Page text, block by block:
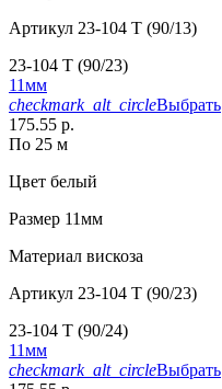
Артикул 23-104 T (90/13)
23-104 T (90/23)
11мм
checkmark_alt_circleВыбрать
175.55 р.
По 25 м
Цвет белый
Размер 11мм
Материал вискоза
Артикул 23-104 T (90/23)
23-104 T (90/24)
11мм
checkmark_alt_circleВыбрать